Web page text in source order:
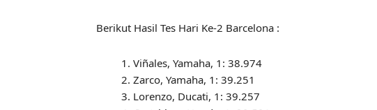
Berikut Hasil Tes Hari Ke-2 Barcelona :
Viñales, Yamaha, 1: 38.974
Zarco, Yamaha, 1: 39.251
Lorenzo, Ducati, 1: 39.257